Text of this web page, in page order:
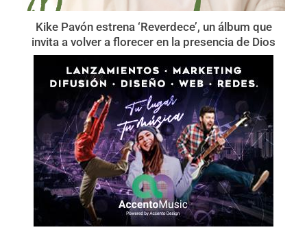
Kike Pavón estrena ‘Reverdece’, un álbum que
invita a volver a florecer en la presencia de Dios